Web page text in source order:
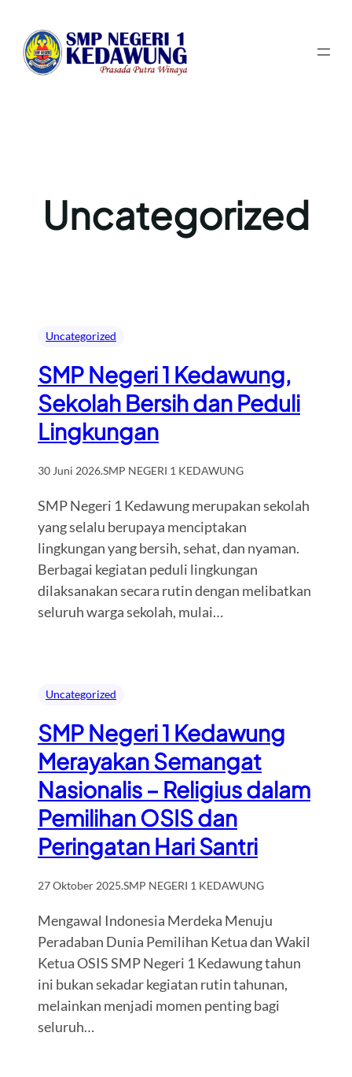
konten
Uncategorized
Uncategorized
SMP Negeri 1 Kedawung,
Sekolah Bersih dan Peduli
Lingkungan
30 Juni 2026.SMP NEGERI 1 KEDAWUNG
SMP Negeri 1 Kedawung merupakan sekolah
yang selalu berupaya menciptakan
lingkungan yang bersih, sehat, dan nyaman.
Berbagai kegiatan peduli lingkungan
dilaksanakan secara rutin dengan melibatkan
seluruh warga sekolah, mulai…
Uncategorized
SMP Negeri 1 Kedawung
Merayakan Semangat
Nasionalis – Religius dalam
Pemilihan OSIS dan
Peringatan Hari Santri
27 Oktober 2025.SMP NEGERI 1 KEDAWUNG
Mengawal Indonesia Merdeka Menuju
Peradaban Dunia Pemilihan Ketua dan Wakil
Ketua OSIS SMP Negeri 1 Kedawung tahun
ini bukan sekadar kegiatan rutin tahunan,
melainkan menjadi momen penting bagi
seluruh…